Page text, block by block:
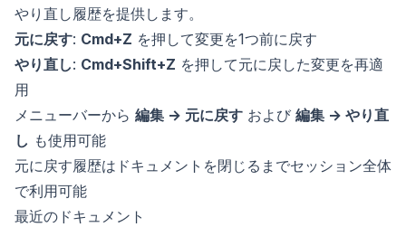
やり直し履歴を提供します。
元に戻す: Cmd+Z を押して変更を1つ前に戻す
やり直し: Cmd+Shift+Z を押して元に戻した変更を再適
用
メニューバーから 編集 → 元に戻す および 編集 → やり直
し も使用可能
元に戻す履歴はドキュメントを閉じるまでセッション全体
で利用可能
最近のドキュメント